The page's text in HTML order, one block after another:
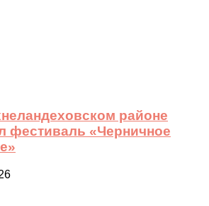
районе
фестиваль «Черничное